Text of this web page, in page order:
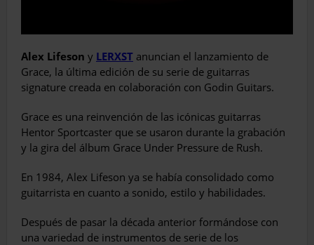
Alex Lifeson y LERXST anuncian el lanzamiento de
Grace, la última edición de su serie de guitarras
signature creada en colaboración con Godin Guitars.
Grace es una reinvención de las icónicas guitarras
Hentor Sportcaster que se usaron durante la grabación
y la gira del álbum Grace Under Pressure de Rush.
En 1984, Alex Lifeson ya se había consolidado como
guitarrista en cuanto a sonido, estilo y habilidades.
Después de pasar la década anterior formándose con
una variedad de instrumentos de serie de los